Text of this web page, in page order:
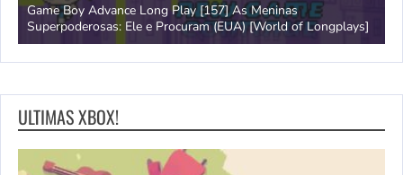
Game Boy Advance Long Play [157] As Meninas
Superpoderosas: Ele e Procuram (EUA) [World of Longplays]
ULTIMAS XBOX!